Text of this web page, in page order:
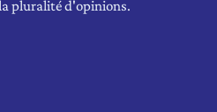
pluralité d'opinions.